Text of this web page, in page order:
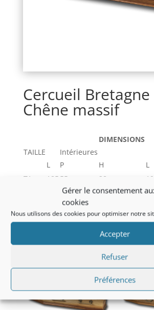
Gérer le consentement
cookies
Nous utilisons des cookies pour optimiser notre
Accepter
Refuser
Préférences
Cercueil Bretagne
Chêne massif
DIMENSIONS
TAILLE
Intérieures
L
P H L
T1
185 55 28
60 28
Produits similaires